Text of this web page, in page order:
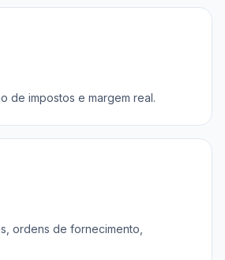
de impostos e margem real.
ordens de fornecimento,